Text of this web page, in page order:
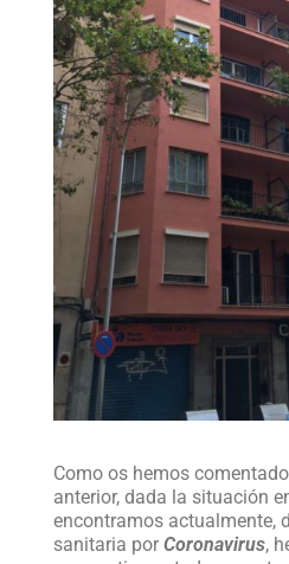
Como os hemos
anterior, dada la situación
encontramos actualmente,
sanitaria por Coronavirus,